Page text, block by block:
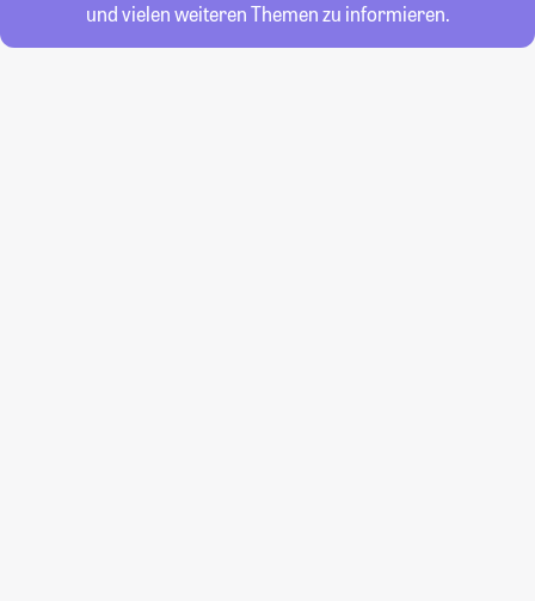
und vielen weiteren Themen zu informieren.